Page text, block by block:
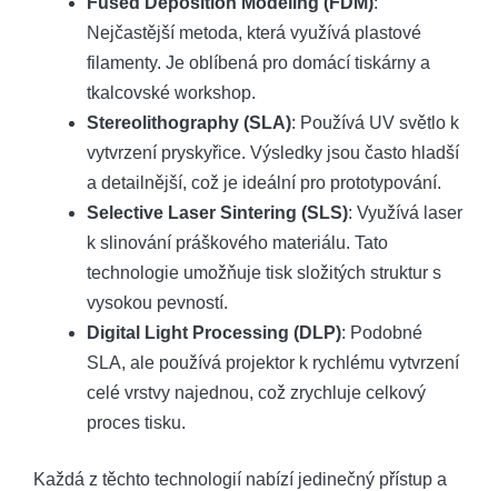
Nejčastější metoda, která využívá plastové
filamenty. Je oblíbená pro domácí tiskárny a
tkalcovské workshop.
Stereolithography (SLA): Používá UV světlo k
vytvrzení pryskyřice. Výsledky jsou často hladší
a detailnější, což je ideální pro prototypování.
Selective Laser Sintering (SLS): Využívá laser
k slinování práškového materiálu. Tato
technologie umožňuje tisk složitých struktur s
vysokou pevností.
Digital Light Processing (DLP): Podobné
SLA, ale používá projektor k rychlému vytvrzení
celé vrstvy najednou, což zrychluje celkový
proces tisku.
Každá z těchto technologií nabízí jedinečný přístup a